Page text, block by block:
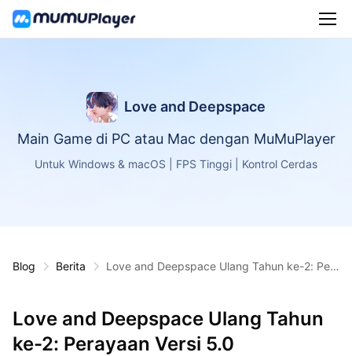
Love and Deepspace
Main Game di PC atau Mac dengan MuMuPlayer
Untuk Windows & macOS | FPS Tinggi | Kontrol Cerdas
Blog Berita
Love and Deepspace Ulang Tahun ke-2: Per
Love and Deepspace Ulang Tahun
ke-2: Perayaan Versi 5.0